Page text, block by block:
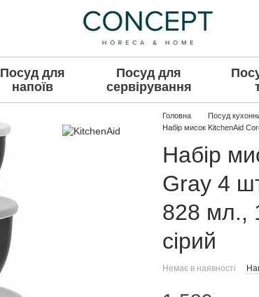
Посуд для
напоїв
Посуд для
сервірування
Головна Посуд
Набір мисок KitchenAid
Набір
Gray 4
828 мл.,
сірий
Немає в наявності